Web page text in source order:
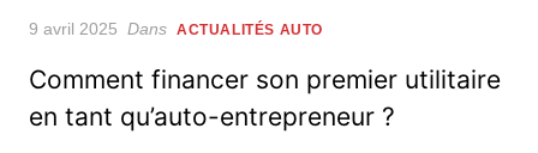
Posted
9 avril 2025 Dans ACTUALITÉS AUTO
Comment financer son premier utilitaire
en tant qu’auto-entrepreneur ?